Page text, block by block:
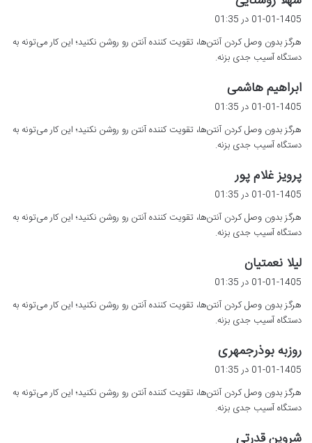
ف
:
01-01-1405 در 01:35
هرگز بدون وصل کردن آنتن‌ها، تقویت کننده آنتن رو روشن نکنید؛ این کار می‌تونه به
دستگاه آسیب جدی بزنه.
ابراهیم هاشمی
ف
:
01-01-1405 در 01:35
هرگز بدون وصل کردن آنتن‌ها، تقویت کننده آنتن رو روشن نکنید؛ این کار می‌تونه به
دستگاه آسیب جدی بزنه.
پرویز غلام پور
ف
:
01-01-1405 در 01:35
هرگز بدون وصل کردن آنتن‌ها، تقویت کننده آنتن رو روشن نکنید؛ این کار می‌تونه به
دستگاه آسیب جدی بزنه.
لیلا نعمتیان
ت
01-01-1405 در 01:35
هرگز بدون وصل کردن آنتن‌ها، تقویت کننده آنتن رو روشن نکنید؛ این کار می‌تونه به
دستگاه آسیب جدی بزنه.
روزبه بوذرجمهری
ف
:
01-01-1405 در 01:35
هرگز بدون وصل کردن آنتن‌ها، تقویت کننده آنتن رو روشن نکنید؛ این کار می‌تونه به
دستگاه آسیب جدی بزنه.
شروین قدرتی